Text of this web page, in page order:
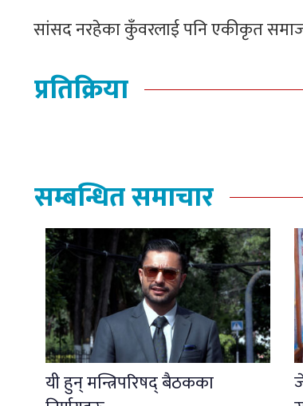
सांसद नरहेका कुँवरलाई पनि एकीकृत
प्रतिक्रिया
सम्बन्धित समाचार
यी हुन् मन्त्रिपरिषद् बैठकका